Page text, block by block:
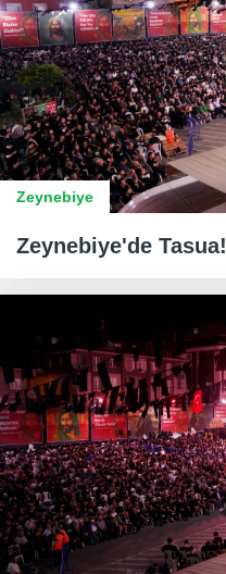
Zeynebiye
Zeynebiye'de Tasua!